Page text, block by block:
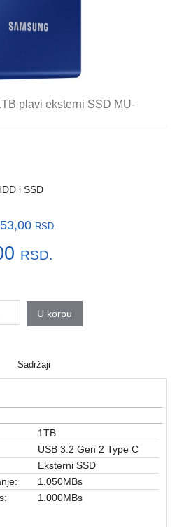
plavi eksterni SSD MU-
i SSD
RSD.
RSD.
U korpu
Sadržaji
1TB
USB 3.2 Gen 2 Type C
Eksterni SSD
1.050MBs
1.000MBs